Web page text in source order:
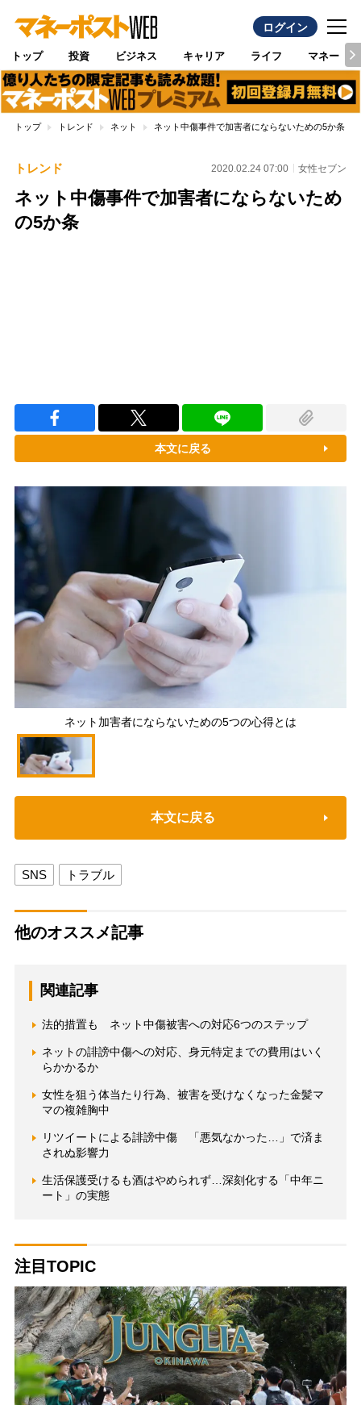
ログイン
トップ 投資 ビジネス キャリア ライフ マネー
トップ トレンド ネット ネット中傷事件で加害者にならないための5か条
トレンド 2020.02.24 07:00 女性セブン
ネット中傷事件で加害者にならないため
の5か条
本文に戻る
ネット加害者にならないための5つの心得とは
本文に戻る
SNS トラブル
他のオススメ記事
関連記事
法的措置も ネット中傷被害への対応6つのステップ
ネットの誹謗中傷への対応、身元特定までの費用はいく
らかかるか
女性を狙う体当たり行為、被害を受けなくなった金髪マ
マの複雑胸中
リツイートによる誹謗中傷 「悪気なかった…」で済ま
されぬ影響力
生活保護受けるも酒はやめられず…深刻化する「中年ニ
ート」の実態
注目TOPIC